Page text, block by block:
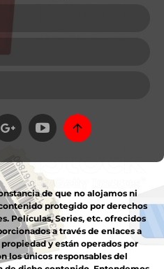
de que no alojamos ni
protegido por derechos
Películas, Series, etc. ofrecidos
a través de enlaces a
y están operados por
los únicos responsables del